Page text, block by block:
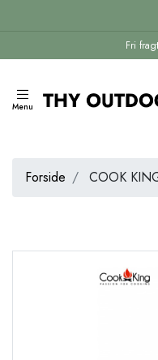
Fri
Menu
Forside COOK